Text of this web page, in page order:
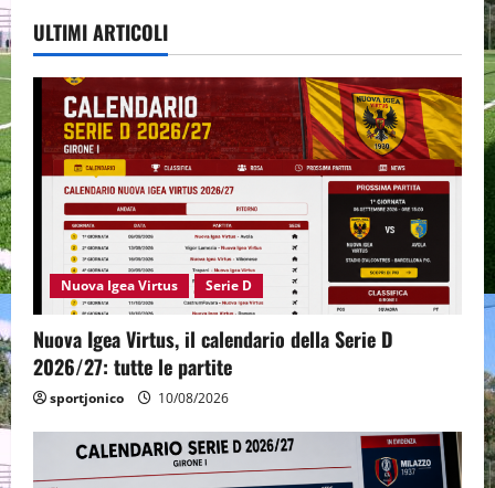
ULTIMI ARTICOLI
Nuova Igea Virtus Serie D
Nuova Igea Virtus, il calendario della Serie D
2026/27: tutte le partite
sportjonico 10/08/2026